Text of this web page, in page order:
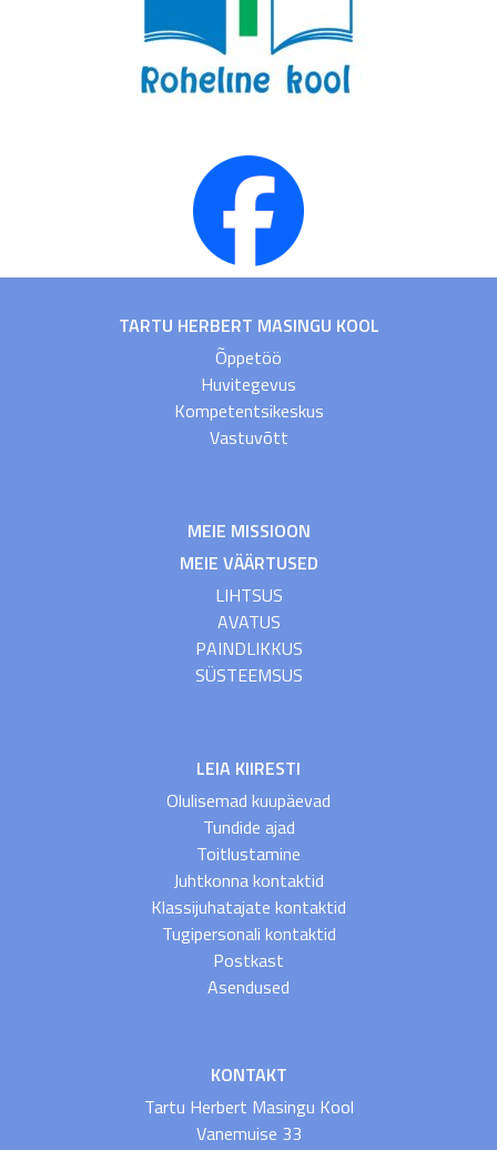
TARTU HERBERT MASINGU KOOL
Õppetöö
Huvitegevus
Kompetentsikeskus
Vastuvõtt
MEIE MISSIOON
MEIE VÄÄRTUSED
LIHTSUS
AVATUS
PAINDLIKKUS
SÜSTEEMSUS
LEIA KIIRESTI
Olulisemad kuupäevad
Tundide ajad
Toitlustamine
Juhtkonna kontaktid
Klassijuhatajate kontaktid
Tugipersonali kontaktid
Postkast
Asendused
KONTAKT
Tartu Herbert Masingu Kool
Vanemuise 33